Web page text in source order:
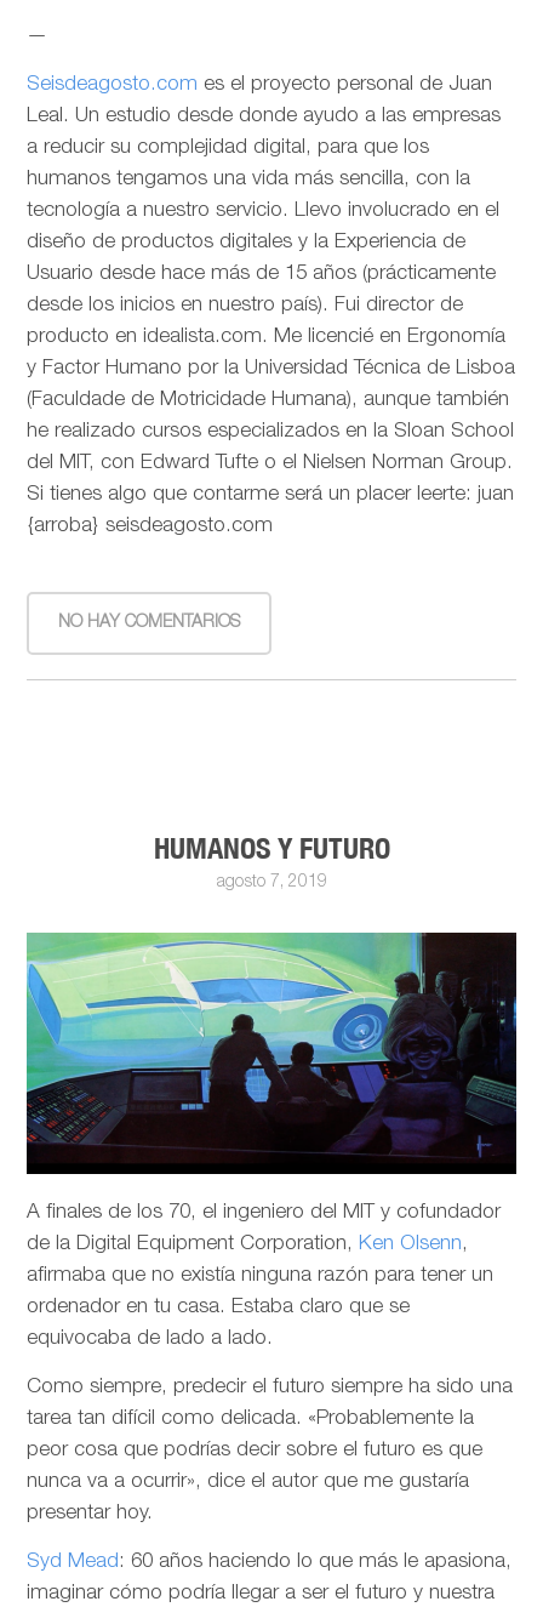
—
Seisdeagosto.com es el proyecto personal de Juan
Leal. Un estudio desde donde ayudo a las empresas
a reducir su complejidad digital, para que los
humanos tengamos una vida más sencilla, con la
tecnología a nuestro servicio. Llevo involucrado en el
diseño de productos digitales y la Experiencia de
Usuario desde hace más de 15 años (prácticamente
desde los inicios en nuestro país). Fui director de
producto en idealista.com. Me licencié en Ergonomía
y Factor Humano por la Universidad Técnica de Lisboa
(Faculdade de Motricidade Humana), aunque también
he realizado cursos especializados en la Sloan School
del MIT, con Edward Tufte o el Nielsen Norman Group.
Si tienes algo que contarme será un placer leerte: juan
{arroba} seisdeagosto.com
NO HAY COMENTARIOS
HUMANOS Y FUTURO
agosto 7, 2019
A finales de los 70, el ingeniero del MIT y cofundador
de la Digital Equipment Corporation, Ken Olsenn,
afirmaba que no existía ninguna razón para tener un
ordenador en tu casa. Estaba claro que se
equivocaba de lado a lado.
Como siempre, predecir el futuro siempre ha sido una
tarea tan difícil como delicada. «Probablemente la
peor cosa que podrías decir sobre el futuro es que
nunca va a ocurrir», dice el autor que me gustaría
presentar hoy.
Syd Mead: 60 años haciendo lo que más le apasiona,
imaginar cómo podría llegar a ser el futuro y nuestra